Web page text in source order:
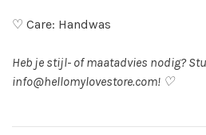
♡ Care: Handwas
Heb je stijl- of maatadvies nodig?
info@hellomylovestore.com! ♡